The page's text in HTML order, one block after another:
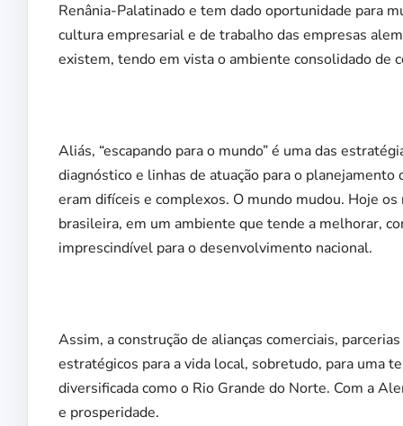
Renânia-Palatinado e tem dado oportunidade para
cultura empresarial e de trabalho das empresas
existem, tendo em vista o ambiente consolidado de
Aliás, “escapando para o mundo” é uma das
diagnóstico e linhas de atuação para o
eram difíceis e complexos. O mundo mudou. Hoje
brasileira, em um ambiente que tende a melhorar,
imprescindível para o desenvolvimento nacional.
Assim, a construção de alianças comerciais,
estratégicos para a vida local, sobretudo, para uma
diversificada como o Rio Grande do Norte. Com a
e prosperidade.